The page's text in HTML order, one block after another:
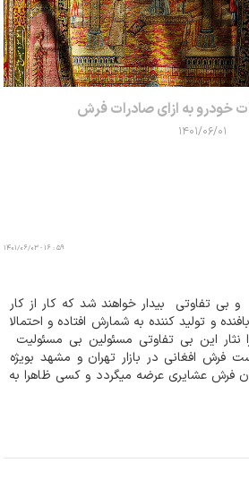
خودرو به ازای صادرات فرش
۱۴۰۱/۰۶/۰۱
۵۹ : ۱۶ - ۱۴۰۱/۰۶/۰۳
بی تفاوتی  بیدار خواهند شد که کار از کار
و تولید کننده به شمارش افتاده و احتمالا
این بی تفاوتی مسئولین بی مسئولیت
فرش افغانی در بازار تهران و مشهد بویژه
فرش عشایری عرضه میگردد و کسی ظاهرا به